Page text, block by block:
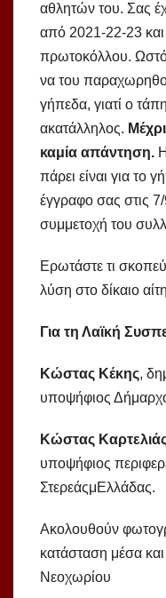
αθλητών του. Σας
από 2021-22-23 και
πρωτοκόλλου.
να του
γήπεδα, γιατί ο
ακατάλληλος.
καμία απάντηση.
πάρει είναι για το
έγγραφο σας στις
συμμετοχή του
Ερωτάστε τι
λύση στο δίκαιο
Για τη Λαϊκή
Κώστας Κέκης,
υποψήφιος
Κώστας
υποψήφιος
ΣτερεάςμΕλλάδας.
Ακολουθούν
κατάσταση μέσα
Νεοχωρίου